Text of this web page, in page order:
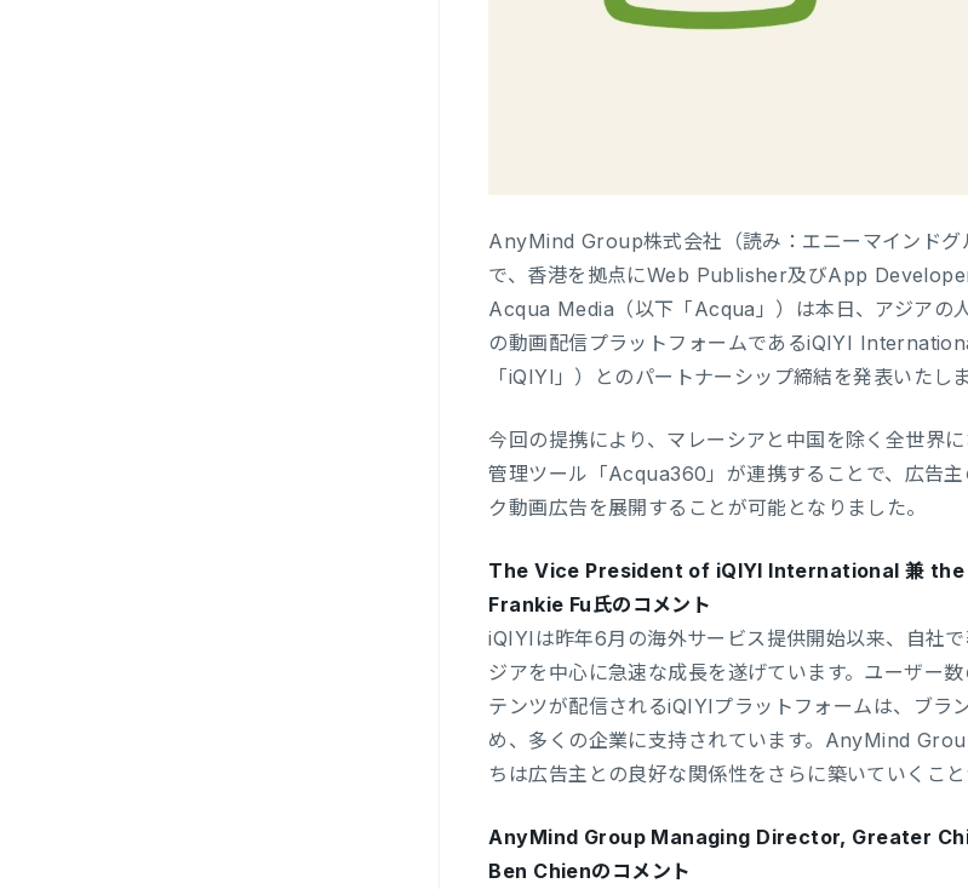
AnyMind Group株式会社（読み：エニーマインド
で、香港を拠点にWeb Publisher及びApp
Acqua Media（以下「Acqua」）は本日、アジアの
の動画配信プラットフォームであるiQIYI
「iQIYI」）とのパートナーシップ締結を発表いたしま
今回の提携により、マレーシアと中国を除く全世界
管理ツール「Acqua360」が連携することで、広告
ク動画広告を展開することが可能となりました。
The Vice President of iQIYI International 兼
Frankie Fu氏のコメント
iQIYIは昨年6月の海外サービス提供開始以来、自社
ジアを中心に急速な成長を遂げています。ユーザー
テンツが配信されるiQIYIプラットフォームは、ブラ
め、多くの企業に支持されています。AnyMind
ちは広告主との良好な関係性をさらに築いていくこと
AnyMind Group Managing Director, Greater
Ben Chienのコメント